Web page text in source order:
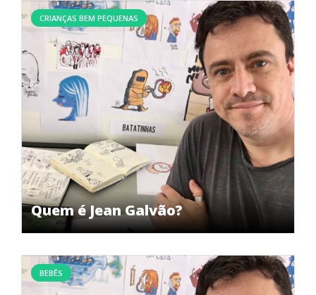
Quem é Jean Galvão?
CRIANÇAS BEM PEQUENAS
BEBÊS